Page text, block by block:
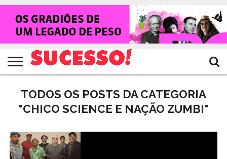
HOME
NOTÍCIAS
SHOWS
ENTREVISTAS
CLIQUES
RANKING
CROWLEY
TV
SUCESSO!
REVISTA
SUCESSO!
TODOS OS POSTS DA CATEGORIA
"CHICO SCIENCE E NAÇÃO ZUMBI"